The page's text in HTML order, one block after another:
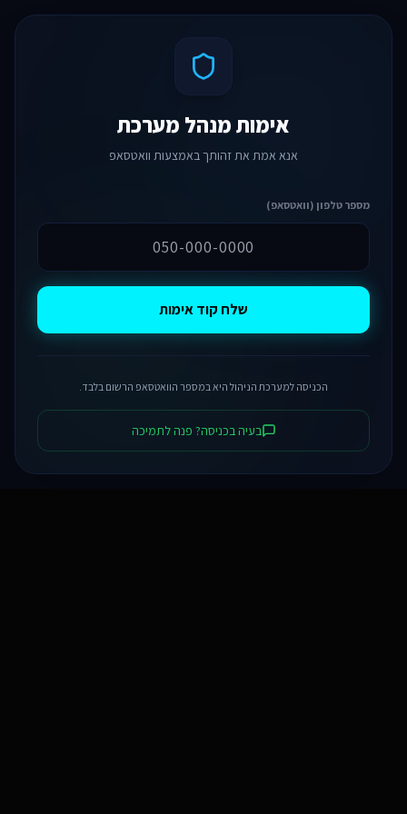
אימות מנהל מערכת
אנא אמת את זהותך באמצעות וואטסאפ
מספר טלפון (וואטסאפ)
שלח קוד אימות
הכניסה למערכת הניהול היא במספר הוואטסאפ הרשום בלבד.
בעיה בכניסה? פנה לתמיכה